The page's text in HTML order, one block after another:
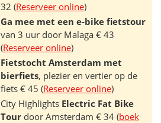
32 (Reserveer online)
Ga mee met een e-bike fietstour
van 3 uur door Malaga € 43
(Reserveer online)
Fietstocht Amsterdam met
bierfiets, plezier en vertier op de
fiets € 45 (Reserveer online)
City Highlights Electric Fat Bike
Tour door Amsterdam € 34 (boek